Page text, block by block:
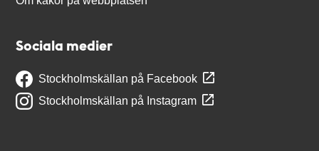
Sociala medier
Stockholmskällan på Facebook
Stockholmskällan på Instagram